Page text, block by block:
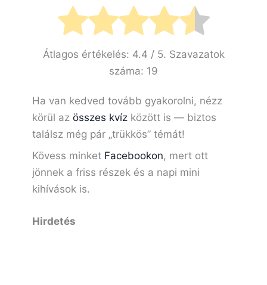
Átlagos értékelés: 4.4 / 5. Szavazatok
száma: 19
Ha van kedved tovább gyakorolni, nézz
körül az összes kvíz között is — biztos
találsz még pár „trükkös” témát!
Kövess minket Facebookon, mert ott
jönnek a friss részek és a napi mini
kihívások is.
Hirdetés